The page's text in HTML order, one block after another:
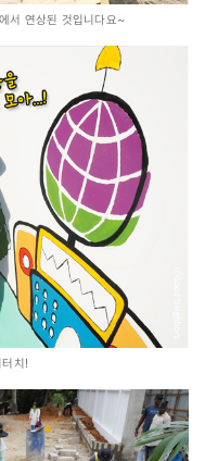
서 연상된 것입니다요~
치!